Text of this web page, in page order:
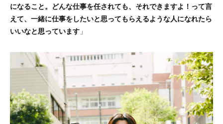
になること。どんな仕事を任されても、それできますよ！って言
えて、一緒に仕事をしたいと思ってもらえるような人になれたら
いいなと思っています 」